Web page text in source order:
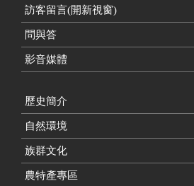
訪客留言(開新視窗)
問與答
影音媒體
歷史簡介
自然環境
族群文化
農特產專區